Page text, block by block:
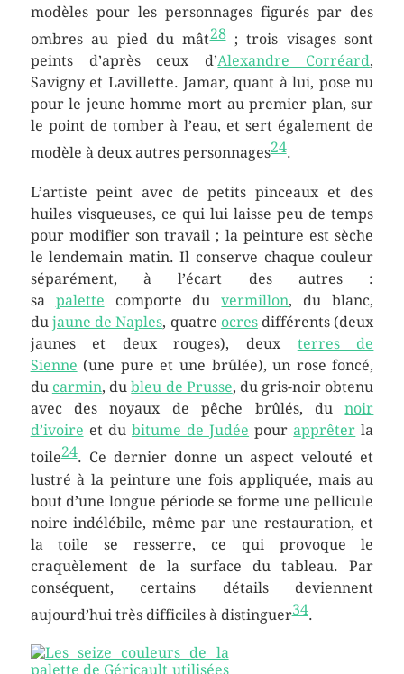
modèles pour les personnages figurés par des
ombres au pied du mât28; trois visages sont
peints d’après ceux d’Alexandre Corréard,
Savigny et Lavillette. Jamar, quant à lui, pose nu
pour le jeune homme mort au premier plan, sur
le point de tomber à l’eau, et sert également de
modèle à deux autres personnages24.
L’artiste peint avec de petits pinceaux et des
huiles visqueuses, ce qui lui laisse peu de temps
pour modifier son travail ; la peinture est sèche
le lendemain matin. Il conserve chaque couleur
séparément, à l’écart des autres :
sa palette comporte duvermillon, du blanc,
du jaune de Naples, quatre ocresdifférents (deux
jaunes et deux rouges), deux terres de
Sienne (une pure et une brûlée), un rose foncé,
du carmin, dubleu de Prusse, du gris-noir obtenu
avec des noyaux de pêche brûlés, dunoir
d’ivoire et du bitume de Judée pourapprêter la
toile24. Ce dernier donne un aspect velouté et
lustré à la peinture une fois appliquée, mais au
bout d’une longue période se forme une pellicule
noire indélébile, même par une restauration, et
la toile se resserre, ce qui provoque le
craquèlement de la surface du tableau. Par
conséquent, certains détails deviennent
aujourd’hui très difficiles à distinguer34.